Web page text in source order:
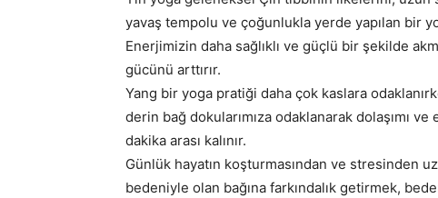
yavaş tempolu ve çoğunlukla yerde yapılan bir
Enerjimizin daha sağlıklı ve güçlü bir şekilde
gücünü arttırır.
Yang bir yoga pratiği daha çok kaslara
derin bağ dokularımıza odaklanarak dolaşımı
dakika arası kalınır.
Günlük hayatın koşturmasından ve stresinden
bedeniyle olan bağına farkındalık getirmek,